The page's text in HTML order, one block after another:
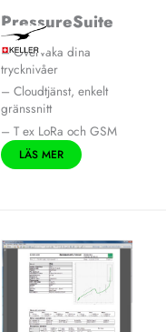
PressureSuite
Cloud
– Övervaka dina
trycknivåer
– Cloudtjänst, enkelt
gränssnitt
– T ex LoRa och GSM
LÄS MER